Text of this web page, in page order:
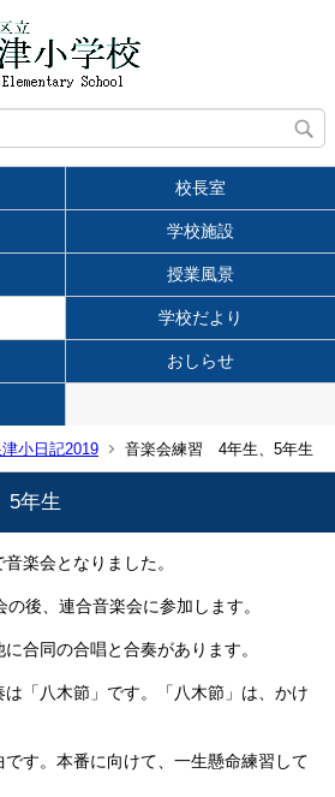
校長室
学校施設
授業風景
学校だより
おしらせ
小日記2019 音楽会練習 4年生、5年生
年生
楽会となりました。
後、連合音楽会に参加します。
合同の合唱と合奏があります。
「八木節」です。「八木節」は、かけ
す。本番に向けて、一生懸命練習して